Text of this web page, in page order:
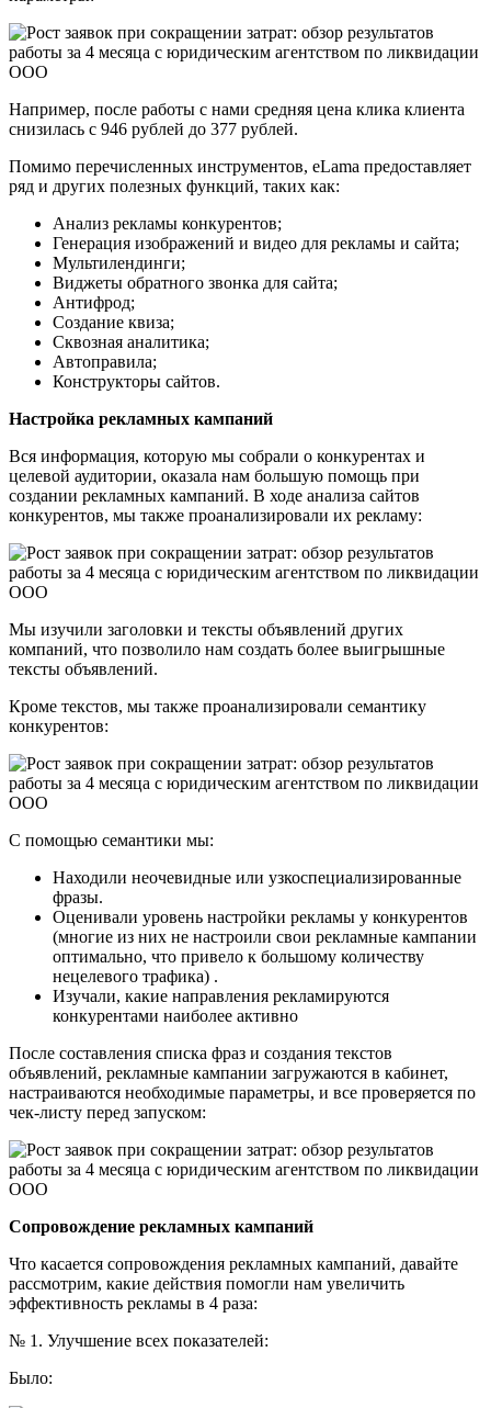
Например, после работы с нами средняя цена клика клиента
снизилась с 946 рублей до 377 рублей.
Помимо перечисленных инструментов, eLama предоставляет
ряд и других полезных функций, таких как:
Анализ рекламы конкурентов;
Генерация изображений и видео для рекламы и сайта;
Мультилендинги;
Виджеты обратного звонка для сайта;
Антифрод;
Создание квиза;
Сквозная аналитика;
Автоправила;
Конструкторы сайтов.
Настройка рекламных кампаний
Вся информация, которую мы собрали о конкурентах и
целевой аудитории, оказала нам большую помощь при
создании рекламных кампаний. В ходе анализа сайтов
конкурентов, мы также проанализировали их рекламу:
Мы изучили заголовки и тексты объявлений других
компаний, что позволило нам создать более выигрышные
тексты объявлений.
Кроме текстов, мы также проанализировали семантику
конкурентов:
С помощью семантики мы:
Находили неочевидные или узкоспециализированные
фразы.
Оценивали уровень настройки рекламы у конкурентов
(многие из них не настроили свои рекламные кампании
оптимально, что привело к большому количеству
нецелевого трафика) .
Изучали, какие направления рекламируются
конкурентами наиболее активно
После составления списка фраз и создания текстов
объявлений, рекламные кампании загружаются в кабинет,
настраиваются необходимые параметры, и все проверяется по
чек-листу перед запуском:
Сопровождение рекламных кампаний
Что касается сопровождения рекламных кампаний, давайте
рассмотрим, какие действия помогли нам увеличить
эффективность рекламы в 4 раза:
№ 1. Улучшение всех показателей:
Было: